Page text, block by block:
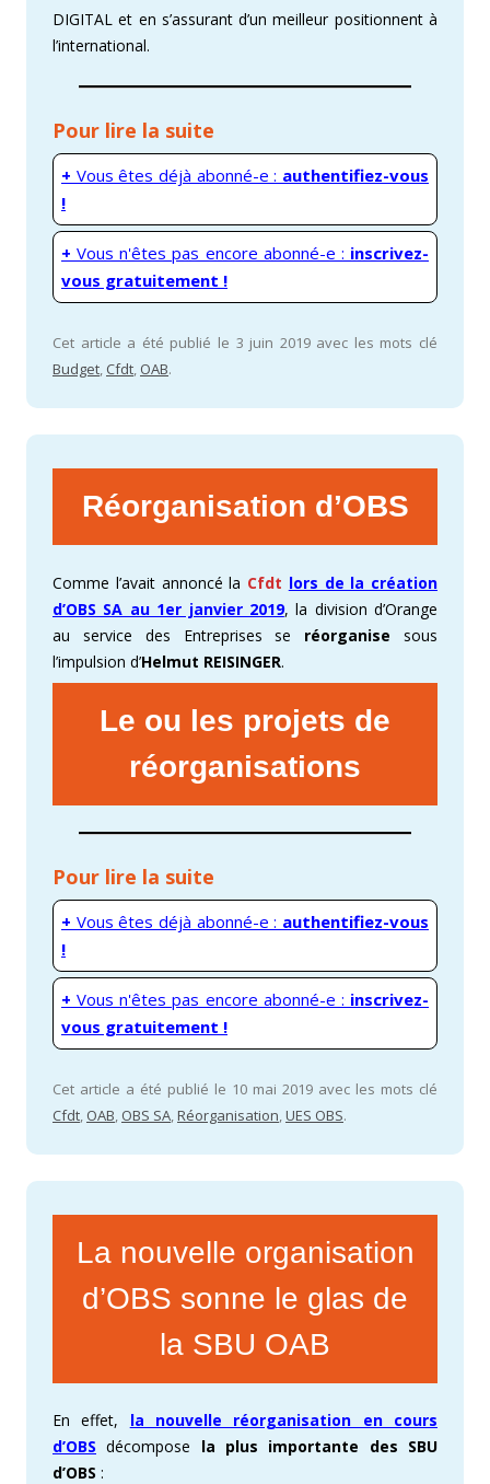
DIGITAL et en s’assurant d’un meilleur positionnent à
l’international.
Pour lire la suite
+ Vous êtes déjà abonné-e : authentifiez-vous
!
+ Vous n'êtes pas encore abonné-e : inscrivez-
vous gratuitement !
Cet article a été publié le 3 juin 2019 avec les mots clé
Budget, Cfdt, OAB.
Réorganisation d’OBS
Comme l’avait annoncé la Cfdt lors de la création
d’OBS SA au 1er janvier 2019, la division d’Orange
au service des Entreprises se réorganise sous
l’impulsion d’Helmut REISINGER.
Le ou les projets de
réorganisations
Pour lire la suite
+ Vous êtes déjà abonné-e : authentifiez-vous
!
+ Vous n'êtes pas encore abonné-e : inscrivez-
vous gratuitement !
Cet article a été publié le 10 mai 2019 avec les mots clé
Cfdt OAB OBS SA Réorganisation UES OBS.
La nouvelle organisation
d’OBS sonne le glas de
la SBU OAB
En effet, la nouvelle réorganisation en cours
d’OBS décompose la plus importante des SBU
d’OBS :